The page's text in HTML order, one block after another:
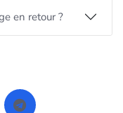
en retour ?